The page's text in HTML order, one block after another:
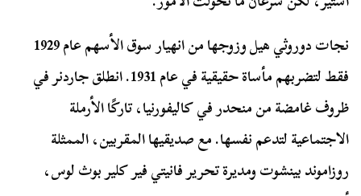
نجات دوروثي هيل وزوجها من انهيار سوق الأسهم عام 1929
فقط لتضربهم مأساة حقيقية في عام 1931. انطلق جاردنر في
ظروف غامضة من منحدر في كاليفورنيا، تاركًا الأرملة
الاجتماعية لتدعم نفسها. مع صديقيها المقربين، الممثلة
روزاموند بينشوت ومديرة تحرير فانيتي فير كلير بوث لوس،